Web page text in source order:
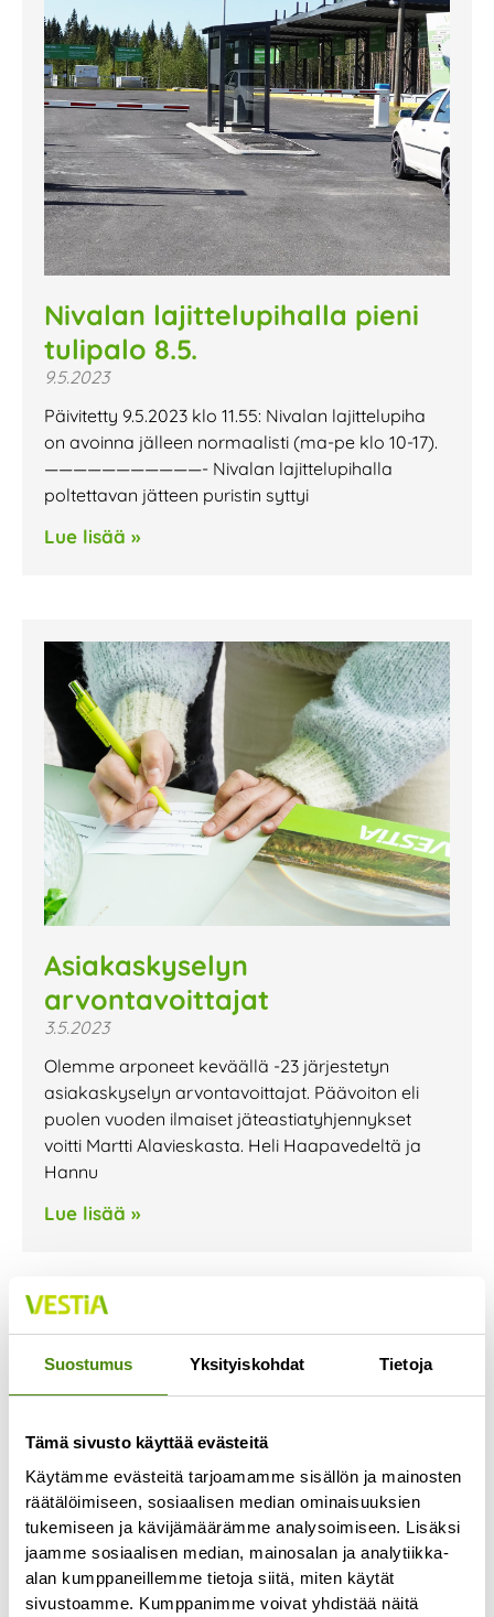
Suostumus Yksityiskohdat Tietoja
Tämä sivusto käyttää evästeitä
Käytämme evästeitä tarjoamamme sisällön ja mainosten
räätälöimiseen, sosiaalisen median ominaisuuksien
tukemiseen ja kävijämäärämme analysoimiseen. Lisäksi
jaamme sosiaalisen median, mainosalan ja analytiikka-
alan kumppaneillemme tietoja siitä, miten käytät
sivustoamme. Kumppanimme voivat yhdistää näitä
Nivalan lajittelupihalla pieni
tulipalo 8.5.
9.5.2023
Päivitetty 9.5.2023 klo 11.55: Nivalan lajittelupiha
on avoinna jälleen normaalisti (ma-pe klo 10-17).
———————————- Nivalan lajittelupihalla
poltettavan jätteen puristin syttyi
Lue lisää »
Asiakaskyselyn
arvontavoittajat
3.5.2023
Olemme arponeet keväällä -23 järjestetyn
asiakaskyselyn arvontavoittajat. Päävoiton eli
puolen vuoden ilmaiset jäteastiatyhjennykset
voitti Martti Alavieskasta. Heli Haapavedeltä ja
Hannu
Lue lisää »